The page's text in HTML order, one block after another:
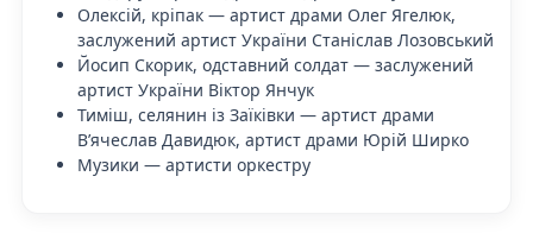
Олексій, кріпак — артист драми Олег Ягелюк,
заслужений артист України Станіслав Лозовський
Йосип Скорик, одставний солдат — заслужений
артист України Віктор Янчук
Тиміш, селянин із Заїківки — артист драми
В’ячеслав Давидюк, артист драми Юрій Ширко
Музики — артисти оркестру